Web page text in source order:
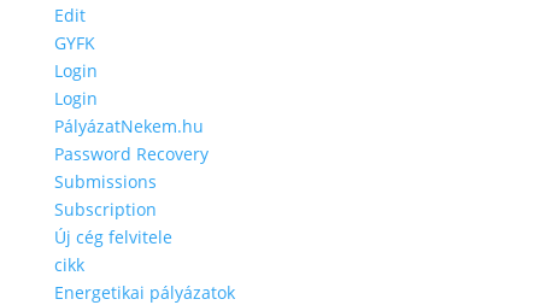
Edit
GYFK
Login
Login
PályázatNekem.hu
Password Recovery
Submissions
Subscription
Új cég felvitele
cikk
Energetikai pályázatok